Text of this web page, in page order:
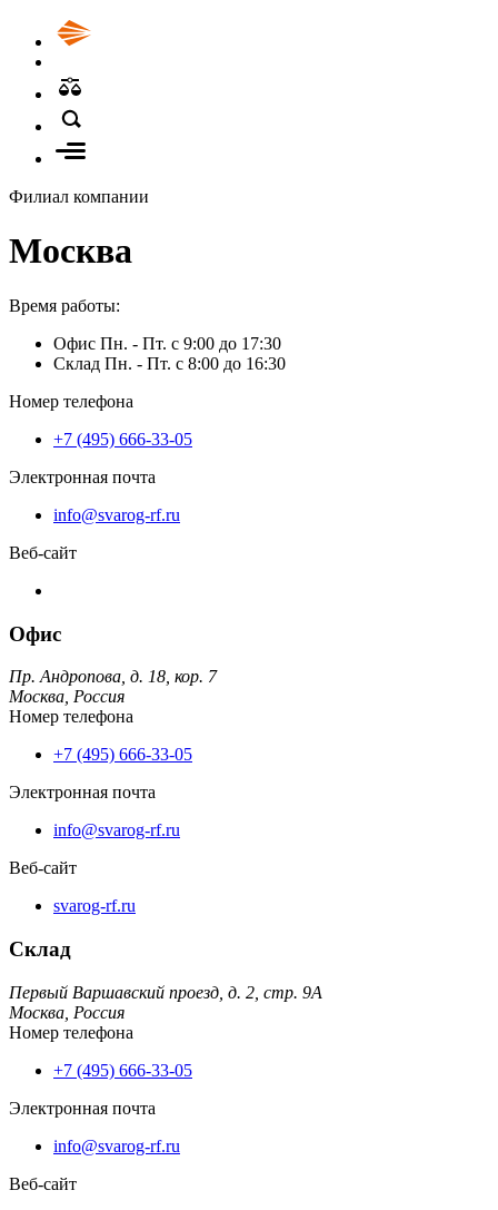
Филиал компании
Москва
Время работы:
Офис Пн. - Пт. с 9:00 до 17:30
Склад Пн. - Пт. с 8:00 до 16:30
Номер телефона
+7 (495) 666-33-05
Электронная почта
info@svarog-rf.ru
Веб-сайт
Офис
Пр. Андропова, д. 18, кор. 7
Москва, Россия
Номер телефона
+7 (495) 666-33-05
Электронная почта
info@svarog-rf.ru
Веб-сайт
svarog-rf.ru
Склад
Первый Варшавский проезд, д. 2, стр. 9А
Москва, Россия
Номер телефона
+7 (495) 666-33-05
Электронная почта
info@svarog-rf.ru
Веб-сайт